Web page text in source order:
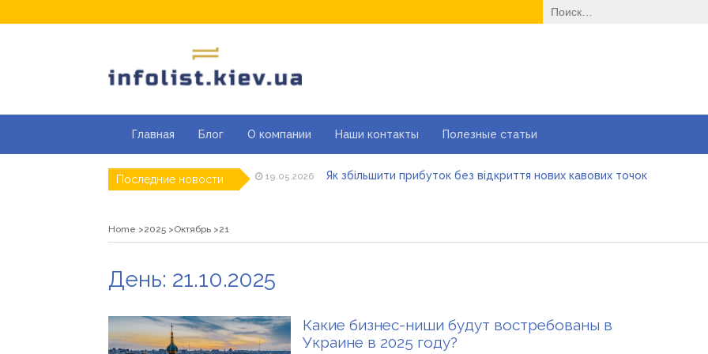
Найти:
Главная Блог О компании Наши контакты Полезные статьи
Последние новости 04.05.2026 Кращі автошколи онлайн в Україні: як обрати та де пройти тести ПДР
19.05.2026
Home 2025 Октябрь 21
День: 21.10.2025
Какие бизнес-ниши будут востребованы в
Украине в 2025 году?